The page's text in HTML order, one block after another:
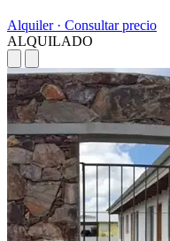
Alquiler · Consultar precio
ALQUILADO